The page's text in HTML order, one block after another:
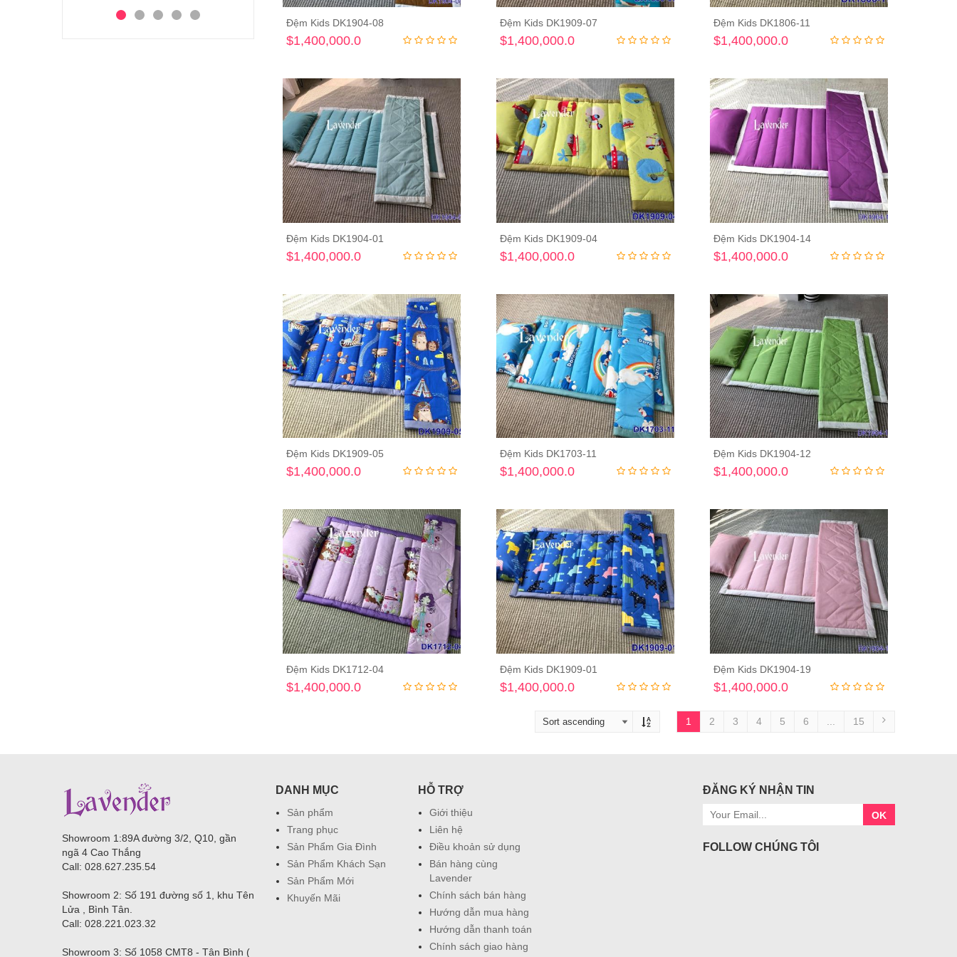
Thêm vào giỏ hàng
Đệm Kids DK1904-08
$1,400,000.0
Thêm vào giỏ hàng
Đệm Kids DK1909-07
$1,400,000.0
Thêm vào giỏ hàng
Đệm Kids DK1806-11
$1,400,000.0
Thêm vào giỏ hàng
Đệm Kids DK1904-01
$1,400,000.0
Thêm vào giỏ hàng
Đệm Kids DK1909-04
$1,400,000.0
Thêm vào giỏ hàng
Đệm Kids DK1904-14
$1,400,000.0
Thêm vào giỏ hàng
Đệm Kids DK1909-05
$1,400,000.0
Thêm vào giỏ hàng
Đệm Kids DK1703-11
$1,400,000.0
Thêm vào giỏ hàng
Đệm Kids DK1904-12
$1,400,000.0
Thêm vào giỏ hàng
Đệm Kids DK1712-04
$1,400,000.0
Thêm vào giỏ hàng
Đệm Kids DK1909-01
$1,400,000.0
Thêm vào giỏ hàng
Đệm Kids DK1904-19
$1,400,000.0
1 2 3 4 5 6 15
Showroom 1:89A đường 3/2, Q10, gần
ngã 4 Cao Thắng
Call: 028.627.235.54
Showroom 2: Số 191 đường số 1, khu Tên
Lửa , Bình Tân.
Call: 028.221.023.32
Showroom 3: Số 1058 CMT8 - Tân Bình (
DANH MỤC
Sản phẩm
Trang phục
Sản Phẩm Gia Đình
Sản Phẩm Khách Sạn
Sản Phẩm Mới
Khuyến Mãi
HỖ TRỢ
Giới thiệu
Liên hệ
Điều khoản sử dụng
Bán hàng cùng
Lavender
Chính sách bán hàng
Hướng dẫn mua hàng
Hướng dẫn thanh toán
Chính sách giao hàng
ĐĂNG KÝ NHẬN TIN
OK
FOLLOW CHÚNG TÔI